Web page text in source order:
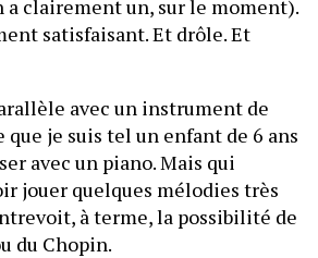
a clairement un, sur le moment).
satisfaisant. Et drôle. Et
avec un instrument de
que je suis tel un enfant de 6 ans
avec un piano. Mais qui
jouer quelques mélodies très
à terme, la possibilité de
du Chopin.